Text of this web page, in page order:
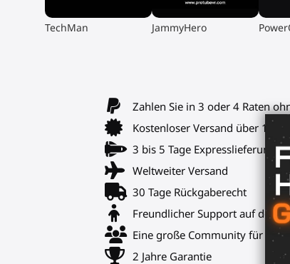
▶
TechMan ▶
JammyHero ▶
Zahlen Sie in 3 oder 4 Raten
Kostenloser Versand über 120€
3 bis 5 Tage Expresslieferung
Weltweiter Versand
30 Tage Rückgaberecht
Freundlicher Support auf der
Eine große Community für
2 Jahre Garantie